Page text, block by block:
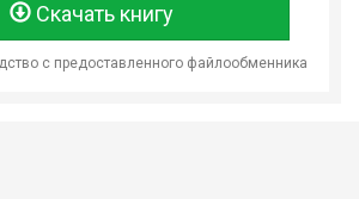
Скачать книгу
с предоставленного файлообменника